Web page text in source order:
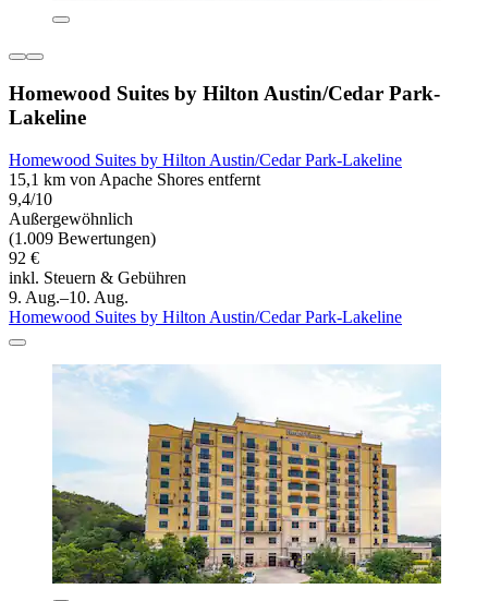
Homewood Suites by Hilton Austin/Cedar Park-
Lakeline
Homewood Suites by Hilton Austin/Cedar Park-Lakeline
15,1 km von Apache Shores entfernt
9,4/10
Außergewöhnlich
(1.009 Bewertungen)
92 €
inkl. Steuern & Gebühren
9. Aug.–10. Aug.
Homewood Suites by Hilton Austin/Cedar Park-Lakeline